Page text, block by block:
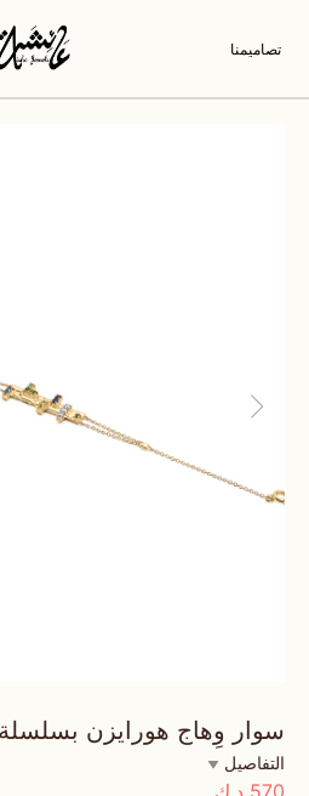
تصاميمنا
سوار وِهاج هورايزن بسلسلة
التفاصيل
570 د.ك